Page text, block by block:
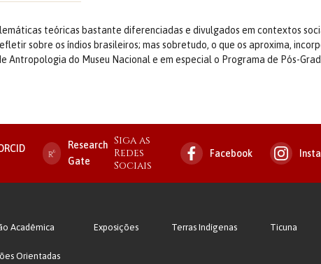
teóricas bastante diferenciadas e divulgados em contextos
sobre os índios brasileiros; mas sobretudo, o que os aproxima,
do Museu Nacional e em especial o Programa de Pós-
Research
Gate
Siga as
Redes
Sociais
Facebook
Acadêmica
Orientadas
Exposições Terras Indígenas Ticuna